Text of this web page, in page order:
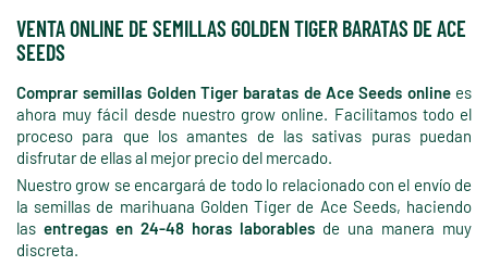
VENTA ONLINE DE SEMILLAS GOLDEN TIGER BARATAS DE ACE
SEEDS
Comprar semillas Golden Tiger baratas de Ace Seeds onlinees
ahora muy fácil desde nuestro grow online. Facilitamos todo el
proceso para que los amantes de las sativas puras puedan
disfrutar de ellas al mejor precio del mercado.
Nuestro grow se encargará de todo lo relacionado con el envío de
la semillas de marihuana Golden Tiger de Ace Seeds, haciendo
las entregas en 24-48 horas laborables de una manera muy
discreta.